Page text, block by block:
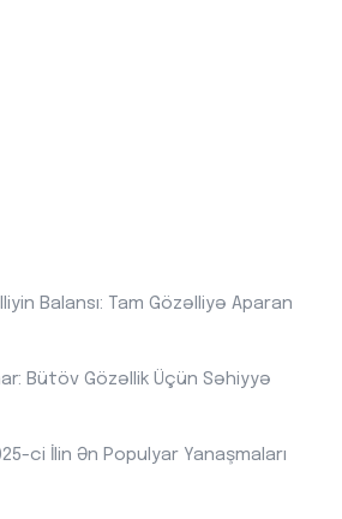
Balansı: Tam Gözəlliyə Aparan
Bütöv Gözəllik Üçün Səhiyyə
ci İlin Ən Populyar Yanaşmaları